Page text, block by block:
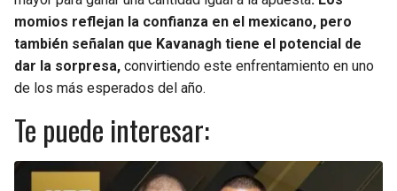
momios reflejan la confianza en el mexicano, pero
también señalan que Kavanagh tiene el potencial de
dar la sorpresa, convirtiendo este enfrentamiento en uno
de los más esperados del año.
Te puede interesar: